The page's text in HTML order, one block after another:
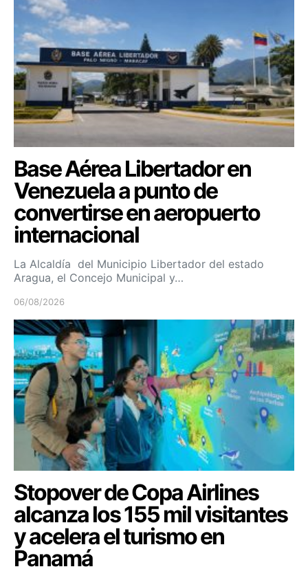
Base Aérea Libertador en
Venezuela a punto de
convertirse en aeropuerto
internacional
La Alcaldía del Municipio Libertador del estado
Aragua, el Concejo Municipal y…
06/08/2026
Stopover de Copa Airlines
alcanza los 155 mil visitantes
y acelera el turismo en
Panamá